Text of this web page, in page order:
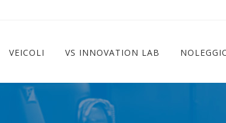
VEICOLI VS INNOVATION LAB